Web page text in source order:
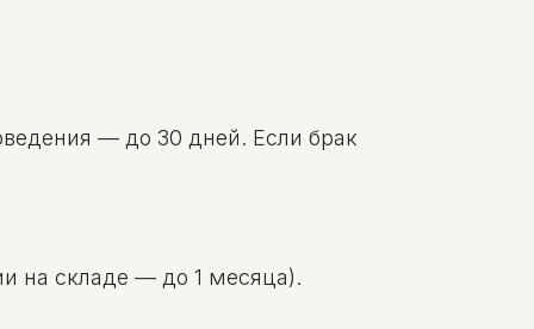
— до 30 дней. Если брак
на складе — до 1 месяца).